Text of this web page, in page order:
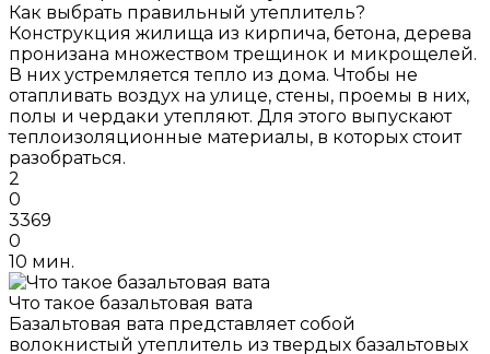
Как выбрать правильный утеплитель?
Конструкция жилища из кирпича, бетона, дерева
пронизана множеством трещинок и микрощелей.
В них устремляется тепло из дома. Чтобы не
отапливать воздух на улице, стены, проемы в них,
полы и чердаки утепляют. Для этого выпускают
теплоизоляционные материалы, в которых стоит
разобраться.
2
0
3369
0
10 мин.
Что такое базальтовая вата
Базальтовая вата представляет собой
волокнистый утеплитель из твердых базальтовых